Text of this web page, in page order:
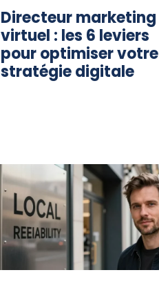
Directeur marketing
virtuel : les 6 leviers
pour optimiser votre
stratégie digitale